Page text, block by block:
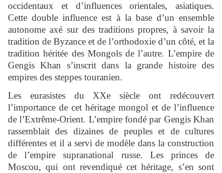
occidentaux et d’influences orientales, asiatiques.
Cette double influence est à la base d’un ensemble
autonome axé sur des traditions propres, à savoir la
tradition de Byzance et de l’orthodoxie d’un côté, et la
tradition héritée des Mongols de l’autre. L’empire de
Gengis Khan s’inscrit dans la grande histoire des
empires des steppes touranien.
Les eurasistes du XXe siècle ont redécouvert
l’importance de cet héritage mongol et de l’influence
de l’Extrême-Orient. L’empire fondé par Gengis Khan
rassemblait des dizaines de peuples et de cultures
différentes et il a servi de modèle dans la construction
de l’empire supranational russe. Les princes de
Moscou, qui ont revendiqué cet héritage, s’en sont